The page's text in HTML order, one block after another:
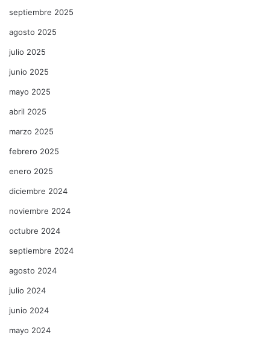
septiembre 2025
agosto 2025
julio 2025
junio 2025
mayo 2025
abril 2025
marzo 2025
febrero 2025
enero 2025
diciembre 2024
noviembre 2024
octubre 2024
septiembre 2024
agosto 2024
julio 2024
junio 2024
mayo 2024